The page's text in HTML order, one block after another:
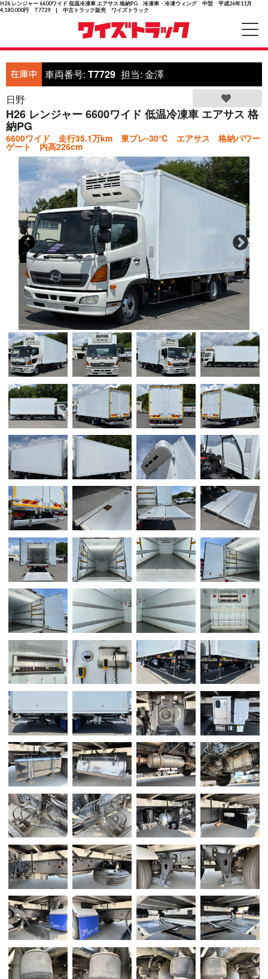
H26 レンジャー 6600ワイド 低温冷凍車 エアサス 格納PG 冷凍車・冷凍ウィング 中型 平成26年11月
4,180,000円 T7729 | 中古トラック販売 ワイズトラック
車両番号: T7729 担当: 金澤
日野
H26 レンジャー 6600ワイド 低温冷凍車 エアサス 格
納PG
6600ワイド 走行35.1万km 東プレ-30℃ エアサス 格納パワー
ゲート 内高226cm